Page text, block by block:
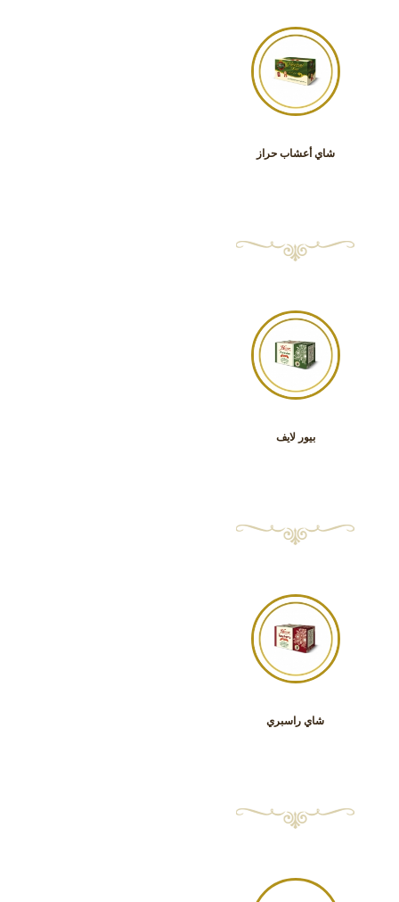
شاي أعشاب حراز
بيور لايف
شاي راسبري